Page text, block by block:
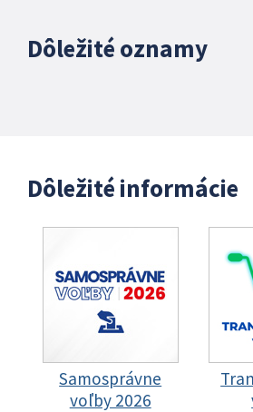
Dôležité oznamy
Dôležité informácie
Samosprávne
voľby 2026